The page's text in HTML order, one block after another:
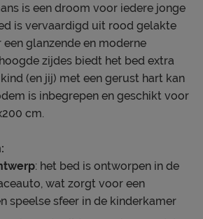
is een droom voor iedere jonge
is vervaardigd uit rood gelakte
glanzende en moderne
zijdes biedt het bed extra
(en jij) met een gerust hart kan
is inbegrepen en geschikt voor
cm.
: het bed is ontworpen in de
wat zorgt voor een
speelse sfeer in de kinderkamer